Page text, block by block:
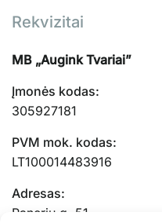
Rekvizitai
MB „Augink Tvariai”
Įmonės kodas:
305927181
PVM mok. kodas:
LT100014483916
Adresas:
Panerių g. 51-